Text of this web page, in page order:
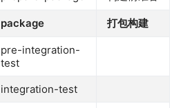
package 打包构建
pre-integration-
test
integration-test